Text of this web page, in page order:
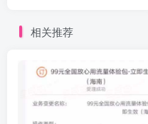
期 相关推荐